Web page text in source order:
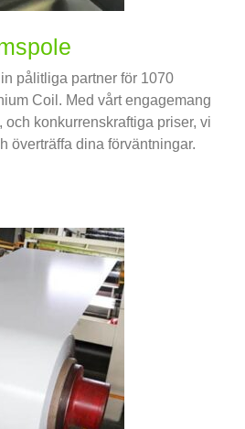
pålitliga partner för 1070
Coil. Med vårt engagemang
konkurrenskraftiga priser, vi
överträffa dina förväntningar.